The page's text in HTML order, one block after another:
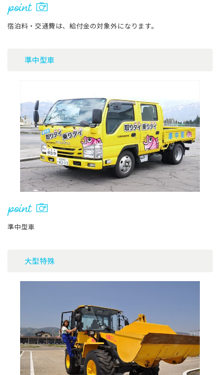
宿泊料・交通費は、給付金の対象外になります。
準中型車
準中型車
大型特殊